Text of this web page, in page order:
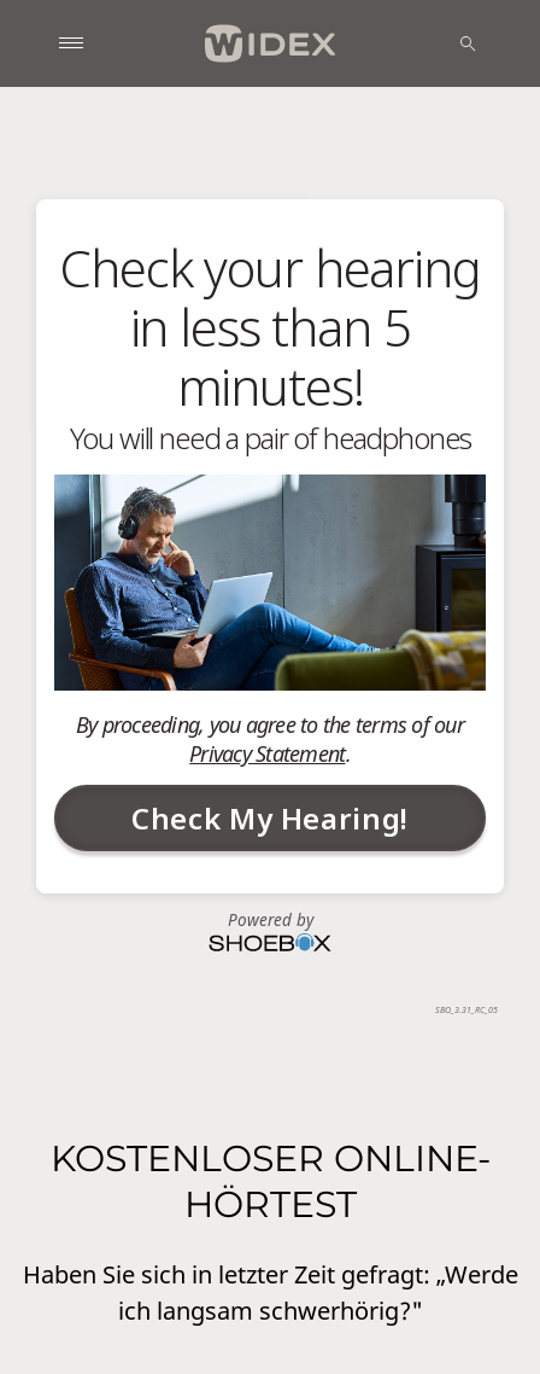
KOSTENLOSER ONLINE-
HÖRTEST
Haben Sie sich in letzter Zeit gefragt: „Werde
ich langsam schwerhörig?"